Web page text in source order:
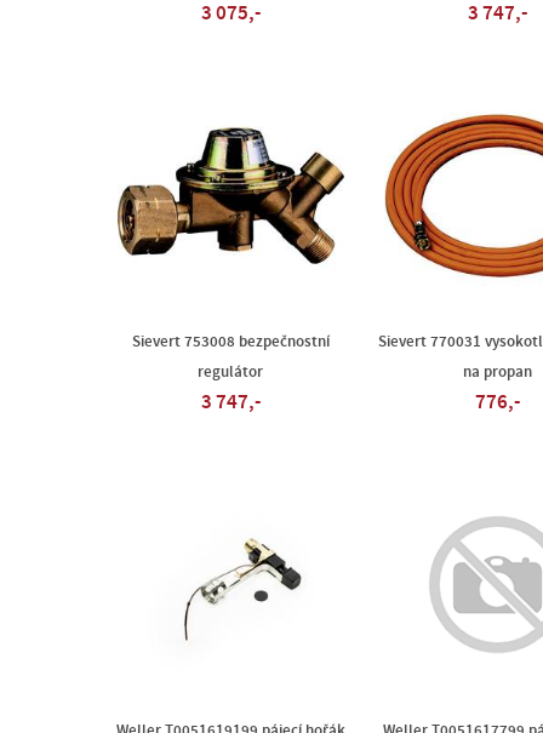
3 075,- 3 747,-
Sievert 753008 bezpečnostní
regulátor
3 747,-
Sievert 770031
na propan
776,-